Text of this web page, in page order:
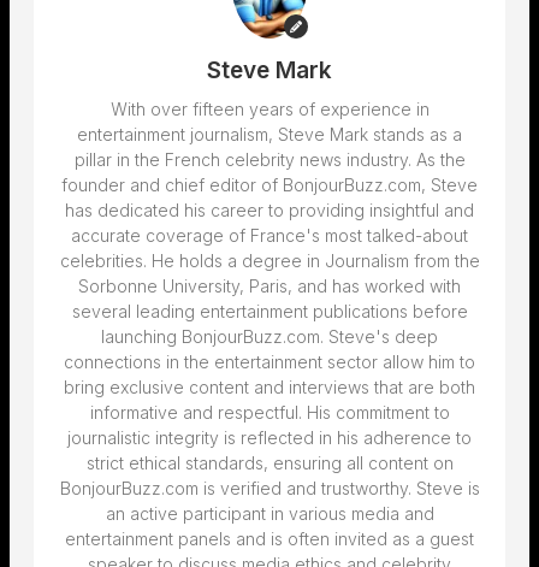
Steve Mark
With over fifteen years of experience in
entertainment journalism, Steve Mark stands as a
pillar in the French celebrity news industry. As the
founder and chief editor of BonjourBuzz.com, Steve
has dedicated his career to providing insightful and
accurate coverage of France's most talked-about
celebrities. He holds a degree in Journalism from the
Sorbonne University, Paris, and has worked with
several leading entertainment publications before
launching BonjourBuzz.com. Steve's deep
connections in the entertainment sector allow him to
bring exclusive content and interviews that are both
informative and respectful. His commitment to
journalistic integrity is reflected in his adherence to
strict ethical standards, ensuring all content on
BonjourBuzz.com is verified and trustworthy. Steve is
an active participant in various media and
entertainment panels and is often invited as a guest